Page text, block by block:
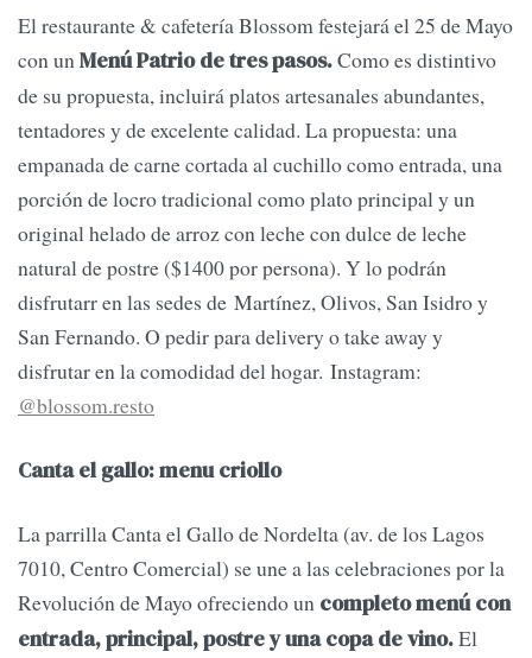
El restaurante & cafetería Blossom festejará el 25 de Mayo
con unMenú Patrio de tres pasos.Como es distintivo
de su propuesta, incluirá platos artesanales abundantes,
tentadores y de excelente calidad. La propuesta: una
empanada de carne cortada al cuchillo como entrada, una
porción de locro tradicional como plato principal y un
original helado de arroz con leche con dulce de leche
natural de postre ($1400 por persona). Y lo podrán
disfrutarr en las sedes de Martínez, Olivos, San Isidro y
San Fernando. O pedir para delivery o take away y
disfrutar en la comodidad del hogar. Instagram:
@blossom.resto
Canta el gallo: menu criollo
La parrilla Canta el Gallo de Nordelta (av. de los Lagos
7010, Centro Comercial) se une a las celebraciones por la
Revolución de Mayo ofreciendo un completo menú con
entrada, principal, postre y una copa de vino.El